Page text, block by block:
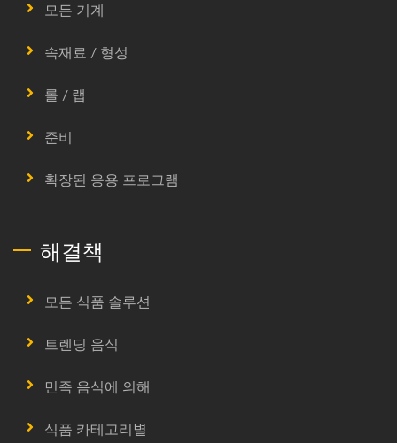
모든 기계
속재료 / 형성
롤 / 랩
준비
확장된 응용 프로그램
해결책
모든 식품 솔루션
트렌딩 음식
민족 음식에 의해
식품 카테고리별